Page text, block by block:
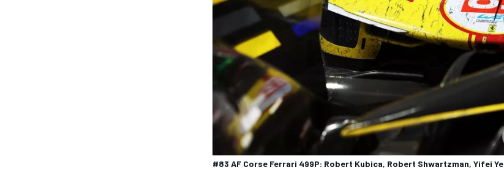
#83 AF Corse Ferrari 499P: Robert Kubica, Robert Shwartzman, Yifei Ye